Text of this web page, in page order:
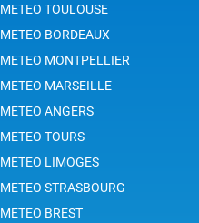
METEO TOULOUSE
METEO BORDEAUX
METEO MONTPELLIER
METEO MARSEILLE
METEO ANGERS
METEO TOURS
METEO LIMOGES
METEO STRASBOURG
METEO BREST